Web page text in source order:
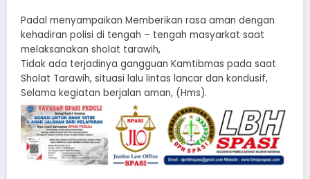
Padal menyampaikan Memberikan rasa aman dengan
kehadiran polisi di tengah – tengah masyarkat saat
melaksanakan sholat tarawih,
Tidak ada terjadinya gangguan Kamtibmas pada saat
Sholat Tarawih, situasi lalu lintas lancar dan kondusif,
Selama kegiatan berjalan aman, (Hms).